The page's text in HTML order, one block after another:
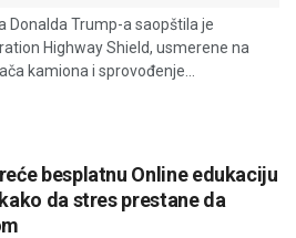
Donalda Trump-a saopštila je
Highway Shield, usmerene na
kamiona i sprovođenje...
besplatnu Online edukaciju
da stres prestane da